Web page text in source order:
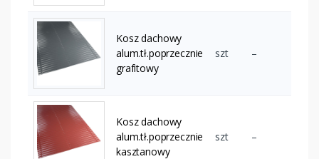
Kosz dachowy
alum.tł.poprzecznie
grafitowy
szt –
Kosz dachowy
alum.tł.poprzecznie
kasztanowy
szt –